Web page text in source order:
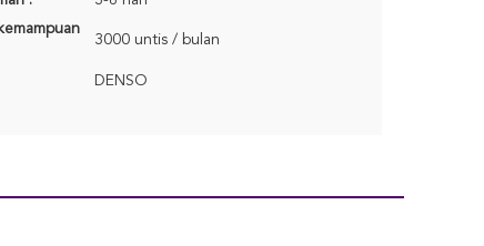
3000 untis / bulan
DENSO